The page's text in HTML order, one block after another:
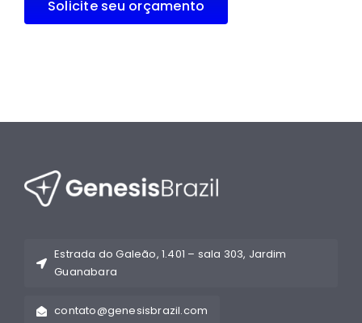
Solicite seu orçamento
Estrada do Galeão, 1.401 – sala 303, Jardim
Guanabara
contato@genesisbrazil.com